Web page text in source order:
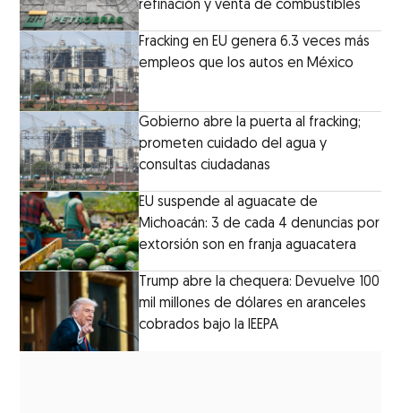
refinación y venta de combustibles
Fracking en EU genera 6.3 veces más
empleos que los autos en México
Gobierno abre la puerta al fracking;
prometen cuidado del agua y
consultas ciudadanas
EU suspende al aguacate de
Michoacán: 3 de cada 4 denuncias por
extorsión son en franja aguacatera
Trump abre la chequera: Devuelve 100
mil millones de dólares en aranceles
cobrados bajo la IEEPA